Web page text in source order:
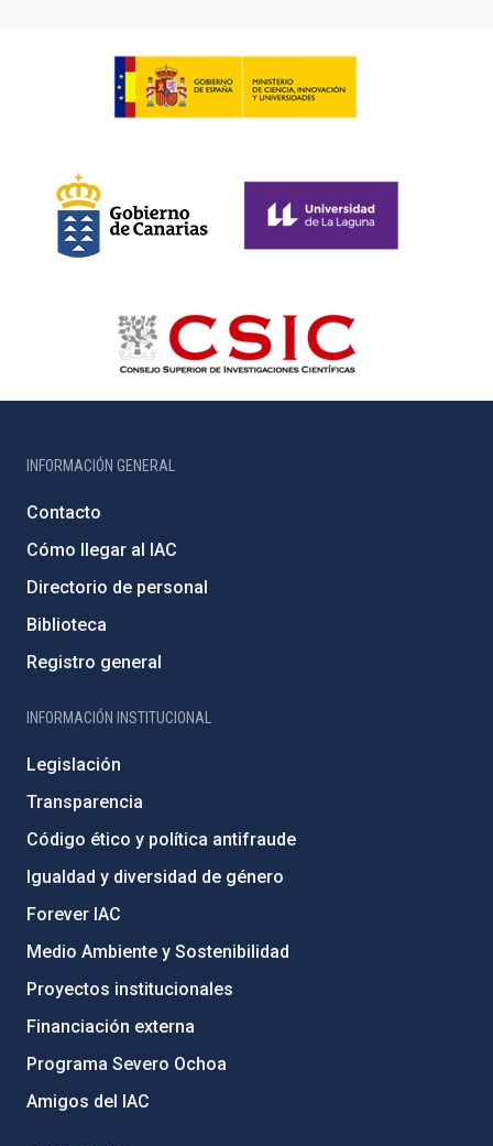
INFORMACIÓN GENERAL
Contacto
Cómo llegar al IAC
Directorio de personal
Biblioteca
Registro general
INFORMACIÓN INSTITUCIONAL
Legislación
Transparencia
Código ético y política antifraude
Igualdad y diversidad de género
Forever IAC
Medio Ambiente y Sostenibilidad
Proyectos institucionales
Financiación externa
Programa Severo Ochoa
Amigos del IAC